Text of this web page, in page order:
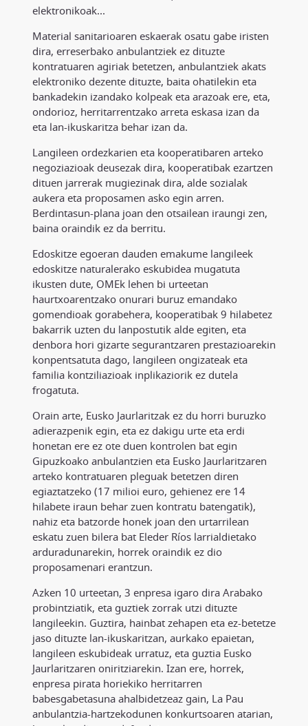
elektronikoak...
Material sanitarioaren eskaerak osatu gabe iristen
dira, erreserbako anbulantziek ez dituzte
kontratuaren agiriak betetzen, anbulantziek akats
elektroniko dezente dituzte, baita ohatilekin eta
bankadekin izandako kolpeak eta arazoak ere, eta,
ondorioz, herritarrentzako arreta eskasa izan da
eta lan-ikuskaritza behar izan da.
Langileen ordezkarien eta kooperatibaren arteko
negoziazioak deusezak dira, kooperatibak ezartzen
dituen jarrerak mugiezinak dira, alde sozialak
aukera eta proposamen asko egin arren.
Berdintasun-plana joan den otsailean iraungi zen,
baina oraindik ez da berritu.
Edoskitze egoeran dauden emakume langileek
edoskitze naturalerako eskubidea mugatuta
ikusten dute, OMEk lehen bi urteetan
haurtxoarentzako onurari buruz emandako
gomendioak gorabehera, kooperatibak 9 hilabetez
bakarrik uzten du lanpostutik alde egiten, eta
denbora hori gizarte segurantzaren prestazioarekin
konpentsatuta dago, langileen ongizateak eta
familia kontziliazioak inplikaziorik ez dutela
frogatuta.
Orain arte, Eusko Jaurlaritzak ez du horri buruzko
adierazpenik egin, eta ez dakigu urte eta erdi
honetan ere ez ote duen kontrolen bat egin
Gipuzkoako anbulantzien eta Eusko Jaurlaritzaren
arteko kontratuaren pleguak betetzen diren
egiaztatzeko (17 milioi euro, gehienez ere 14
hilabete iraun behar zuen kontratu batengatik),
nahiz eta batzorde honek joan den urtarrilean
eskatu zuen bilera bat Eleder Ríos larrialdietako
arduradunarekin, horrek oraindik ez dio
proposamenari erantzun.
Azken 10 urteetan, 3 enpresa igaro dira Arabako
probintziatik, eta guztiek zorrak utzi dituzte
langileekin. Guztira, hainbat zehapen eta ez-betetze
jaso dituzte lan-ikuskaritzan, aurkako epaietan,
langileen eskubideak urratuz, eta guztia Eusko
Jaurlaritzaren oniritziarekin. Izan ere, horrek,
enpresa pirata horiekiko herritarren
babesgabetasuna ahalbidetzeaz gain, La Pau
anbulantzia-hartzekodunen konkurtsoaren atarian,